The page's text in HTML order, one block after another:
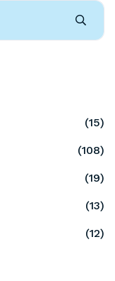
(15)
(108)
(19)
(13)
(12)